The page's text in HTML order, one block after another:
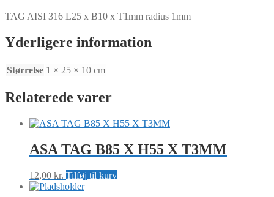
antal
TAG AISI 316 L25 x B10 x T1mm radius 1mm
Yderligere information
Størrelse 1 × 25 × 10 cm
Relaterede varer
ASA TAG B85 X H55 X T3MM
12,00 kr. Tilføj til kurv